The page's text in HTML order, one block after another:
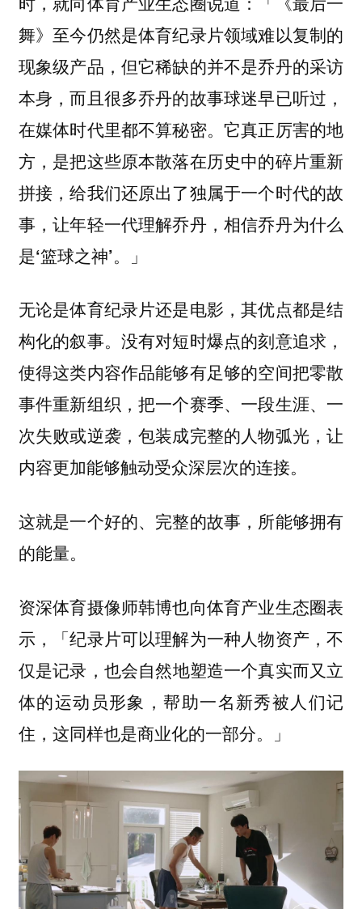
舞》至今仍然是体育纪录片领域难以复制的
现象级产品，但它稀缺的并不是乔丹的采访
本身，而且很多乔丹的故事球迷早已听过，
在媒体时代里都不算秘密。它真正厉害的地
方，是把这些原本散落在历史中的碎片重新
拼接，给我们还原出了独属于一个时代的故
事，让年轻一代理解乔丹，相信乔丹为什么
是‘篮球之神’。」
无论是体育纪录片还是电影，其优点都是结
构化的叙事。没有对短时爆点的刻意追求，
使得这类内容作品能够有足够的空间把零散
事件重新组织，把一个赛季、一段生涯、一
次失败或逆袭，包装成完整的人物弧光，让
内容更加能够触动受众深层次的连接。
这就是一个好的、完整的故事，所能够拥有
的能量。
资深体育摄像师韩博也向体育产业生态圈表
示，「纪录片可以理解为一种人物资产，不
仅是记录， 也会自然地塑造一个真实而又立
体的运动员形象，帮助一名新秀被人们记
住，这同样也是商业化的一部分。」